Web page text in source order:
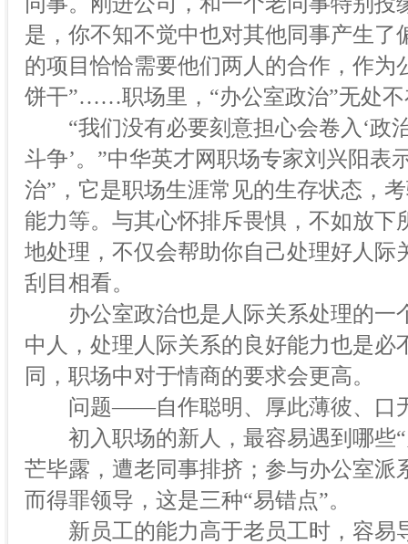
是，你不知不觉中也对其他同事产生
的项目恰恰需要他们两人的合作，作为
饼干”……职场里，“办公室政治”无处不
“我们没有必要刻意担心会卷入‘政
斗争’。”中华英才网职场专家刘兴阳表
治”，它是职场生涯常见的生存状态，
能力等。与其心怀排斥畏惧，不如放
地处理，不仅会帮助你自己处理好人
刮目相看。
办公室政治也是人际关系处理的一
中人，处理人际关系的良好能力也是
同，职场中对于情商的要求会更高。
问题——自作聪明、厚此薄彼、口
初入职场的新人，最容易遇到哪些“
芒毕露，遭老同事排挤；参与办公室
而得罪领导，这是三种“易错点”。
新员工的能力高于老员工时，容易